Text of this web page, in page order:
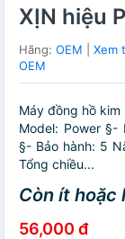
XỊN hiệu
Hãng: OEM
Xem
OEM
Máy đồng hồ kim
Model: Power §-
§- Bảo hành: 5
Tổng chiều...
Còn ít hoặc
56,000 đ